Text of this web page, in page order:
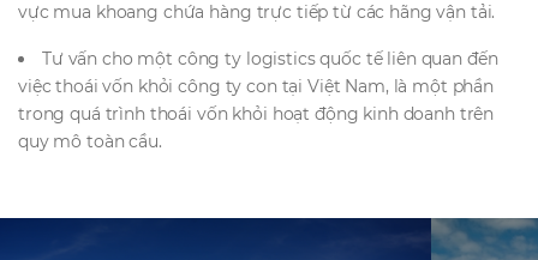
vực mua khoang chứa hàng trực tiếp từ các hãng vận tải.
Tư vấn cho một công ty logistics quốc tế liên quan đến
việc thoái vốn khỏi công ty con tại Việt Nam, là một phần
trong quá trình thoái vốn khỏi hoạt động kinh doanh trên
quy mô toàn cầu.